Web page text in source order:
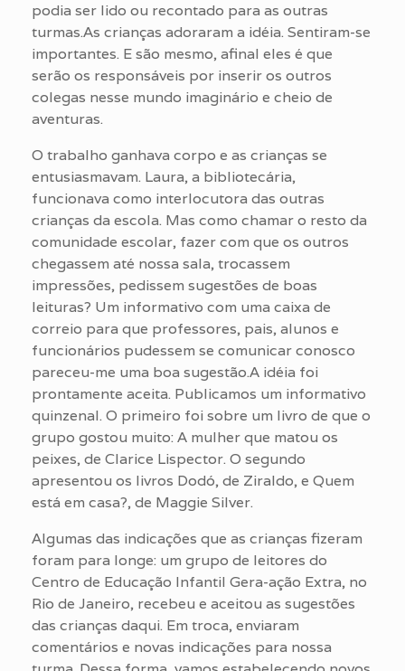
podia ser lido ou recontado para as outras
turmas.As crianças adoraram a idéia. Sentiram-se
importantes. E são mesmo, afinal eles é que
serão os responsáveis por inserir os outros
colegas nesse mundo imaginário e cheio de
aventuras.
O trabalho ganhava corpo e as crianças se
entusiasmavam. Laura, a bibliotecária,
funcionava como interlocutora das outras
crianças da escola. Mas como chamar o resto da
comunidade escolar, fazer com que os outros
chegassem até nossa sala, trocassem
impressões, pedissem sugestões de boas
leituras? Um informativo com uma caixa de
correio para que professores, pais, alunos e
funcionários pudessem se comunicar conosco
pareceu-me uma boa sugestão.A idéia foi
prontamente aceita. Publicamos um informativo
quinzenal. O primeiro foi sobre um livro de que o
grupo gostou muito: A mulher que matou os
peixes, de Clarice Lispector. O segundo
apresentou os livros Dodó, de Ziraldo, e Quem
está em casa?, de Maggie Silver.
Algumas das indicações que as crianças fizeram
foram para longe: um grupo de leitores do
Centro de Educação Infantil Gera-ação Extra, no
Rio de Janeiro, recebeu e aceitou as sugestões
das crianças daqui. Em troca, enviaram
comentários e novas indicações para nossa